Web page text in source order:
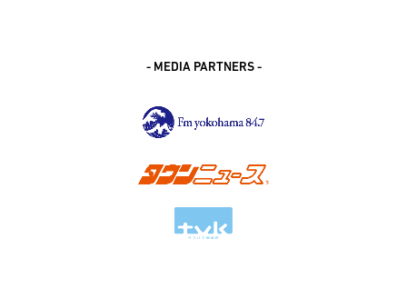
- MEDIA PARTNERS -